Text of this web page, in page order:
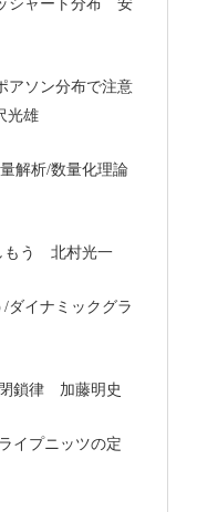
シャート分布 安
アソン分布で注意
光雄
解析/数量化理論
もう 北村光一
ダイナミックグラ
鎖律 加藤明史
イプニッツの定